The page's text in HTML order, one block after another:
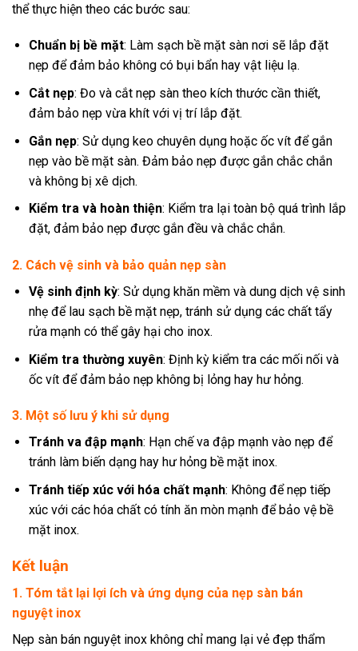
thể thực hiện theo các bước sau:
Chuẩn bị bề mặt: Làm sạch bề mặt sàn nơi sẽ lắp đặt
nẹp để đảm bảo không có bụi bẩn hay vật liệu lạ.
Cắt nẹp: Đo và cắt nẹp sàn theo kích thước cần thiết,
đảm bảo nẹp vừa khít với vị trí lắp đặt.
Gắn nẹp: Sử dụng keo chuyên dụng hoặc ốc vít để gắn
nẹp vào bề mặt sàn. Đảm bảo nẹp được gắn chắc chắn
và không bị xê dịch.
Kiểm tra và hoàn thiện: Kiểm tra lại toàn bộ quá trình lắp
đặt, đảm bảo nẹp được gắn đều và chắc chắn.
2. Cách vệ sinh và bảo quản nẹp sàn
Vệ sinh định kỳ: Sử dụng khăn mềm và dung dịch vệ sinh
nhẹ để lau sạch bề mặt nẹp, tránh sử dụng các chất tẩy
rửa mạnh có thể gây hại cho inox.
Kiểm tra thường xuyên: Định kỳ kiểm tra các mối nối và
ốc vít để đảm bảo nẹp không bị lỏng hay hư hỏng.
3. Một số lưu ý khi sử dụng
Tránh va đập mạnh: Hạn chế va đập mạnh vào nẹp để
tránh làm biến dạng hay hư hỏng bề mặt inox.
Tránh tiếp xúc với hóa chất mạnh: Không để nẹp tiếp
xúc với các hóa chất có tính ăn mòn mạnh để bảo vệ bề
mặt inox.
Kết luận
1. Tóm tắt lại lợi ích và ứng dụng của nẹp sàn bán
nguyệt inox
Nẹp sàn bán nguyệt inox không chỉ mang lại vẻ đẹp thẩm